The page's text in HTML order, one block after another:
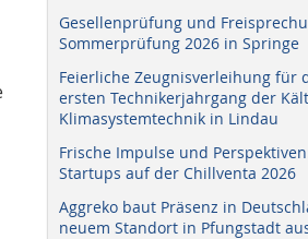
Gesellenprüfung und
Sommerprüfung 2026 in Springe
Feierliche Zeugnisverleihung für
ersten Technikerjahrgang der
Klimasystemtechnik in Lindau
Frische Impulse und
Startups auf der Chillventa 2026
Aggreko baut Präsenz in
neuem Standort in Pfungstadt